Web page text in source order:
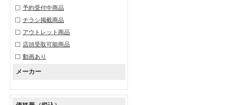
予約受付中商品
チラシ掲載商品
アウトレット商品
店頭受取可能商品
動画あり
メーカー